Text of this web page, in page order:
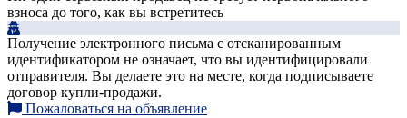
взноса до того, как вы встретитесь
Получение электронного письма с отсканированным
идентификатором не означает, что вы идентифицировали
отправителя. Вы делаете это на месте, когда подписываете
договор купли-продажи.
Пожаловаться на объявление